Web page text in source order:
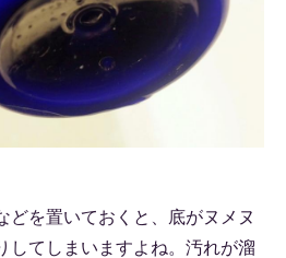
どを置いておくと、底がヌメヌ
してしまいますよね。汚れが溜